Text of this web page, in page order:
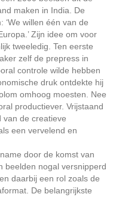
maken in India. De
‘We willen één van de
Zijn idee om voor
tweeledig. Ten eerste
zelf de prepress in
controle wilde hebben
druk ontdekte hij
omhoog moesten. Nee
productiever. Vrijstaand
van de creatieve
een vervelend en
door de komst van
beelden nogal versnipperd
daarbij een rol zoals de
De belangrijkste